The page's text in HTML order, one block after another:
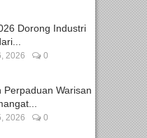
Dorong Industri
2026 0
Perpaduan Warisan
2026 0